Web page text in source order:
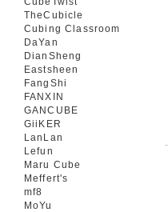
TheCubicle
Cubing Classroom
DaYan
DianSheng
Eastsheen
FangShi
FANXIN
GANCUBE
GiiKER
LanLan
Lefun
Maru Cube
Meffert's
mf8
MoYu